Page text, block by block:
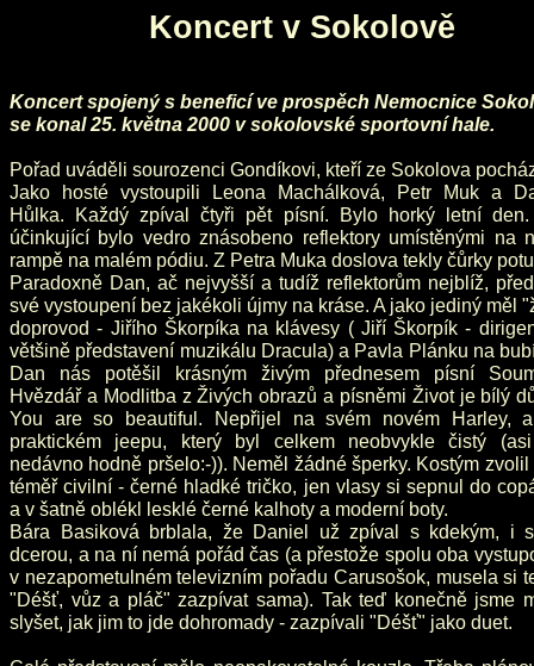
Koncert v Sokolově
Koncert spojený s beneficí ve prospěch Nemocnice
se konal 25. května 2000 v sokolovské sportovní hale.
Pořad uváděli sourozenci Gondíkovi, kteří ze Sokolova
Jako hosté vystoupili Leona Machálková, Petr Muk a
Hůlka. Každý zpíval čtyři pět písní. Bylo horký letní
účinkující bylo vedro znásobeno reflektory umístěnými na
rampě na malém pódiu. Z Petra Muka doslova tekly čůrky
Paradoxně Dan, ač nejvyšší a tudíž reflektorům nejblíž,
své vystoupení bez jakékoli újmy na kráse. A jako jediný měl
doprovod - Jiřího Škorpíka na klávesy ( Jiří Škorpík -
většině představení muzikálu Dracula) a Pavla Plánku na
Dan nás potěšil krásným živým přednesem písní
Hvězdář a Modlitba z Živých obrazů a písněmi Život je bílý
You are so beautiful. Nepřijel na svém novém Harley,
praktickém jeepu, který byl celkem neobvykle čistý
nedávno hodně pršelo:-)). Neměl žádné šperky. Kostým zvolil
téměř civilní - černé hladké tričko, jen vlasy si sepnul do
a v šatně oblékl lesklé černé kalhoty a moderní boty.
Bára Basiková brblala, že Daniel už zpíval s kdekým, i
dcerou, a na ní nemá pořád čas (a přestože spolu oba
v nezapometulném televizním pořadu Carusošok, musela si
"Déšť, vůz a pláč" zazpívat sama). Tak teď konečně jsme
slyšet, jak jim to jde dohromady - zazpívali "Déšť" jako duet.